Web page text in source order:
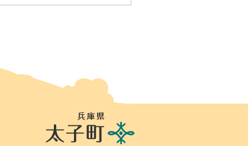
庫
県